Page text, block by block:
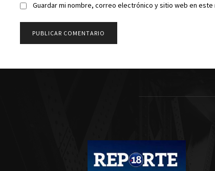
Guardar mi nombre, correo electrónico y sitio web en